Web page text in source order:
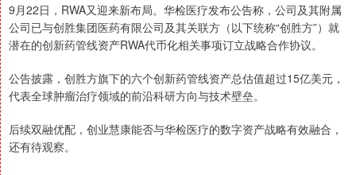
9月22日，RWA又迎来新布局。华检医疗发布公告称，公司及其附属
公司已与创胜集团医药有限公司及其关联方（以下统称“创胜方”）就
潜在的创新药管线资产RWA代币化相关事项订立战略合作协议。
公告披露，创胜方旗下的六个创新药管线资产总估值超过15亿美元，
代表全球肿瘤治疗领域的前沿科研方向与技术壁垒。
后续双融优配，创业慧康能否与华检医疗的数字资产战略有效融合，
还有待观察。